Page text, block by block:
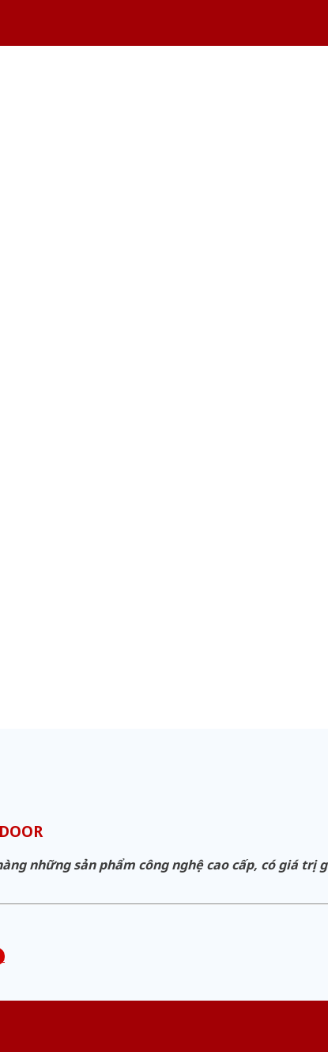
những sản phẩm công nghệ cao cấp, có giá trị